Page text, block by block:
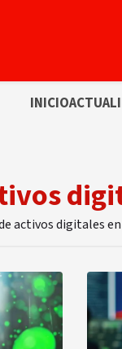
INICIO
activos digitales